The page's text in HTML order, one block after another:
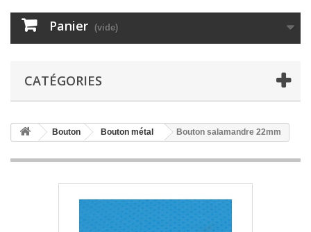
Panier (vide)
CATÉGORIES
Bouton Bouton métal Bouton salamandre 22mm